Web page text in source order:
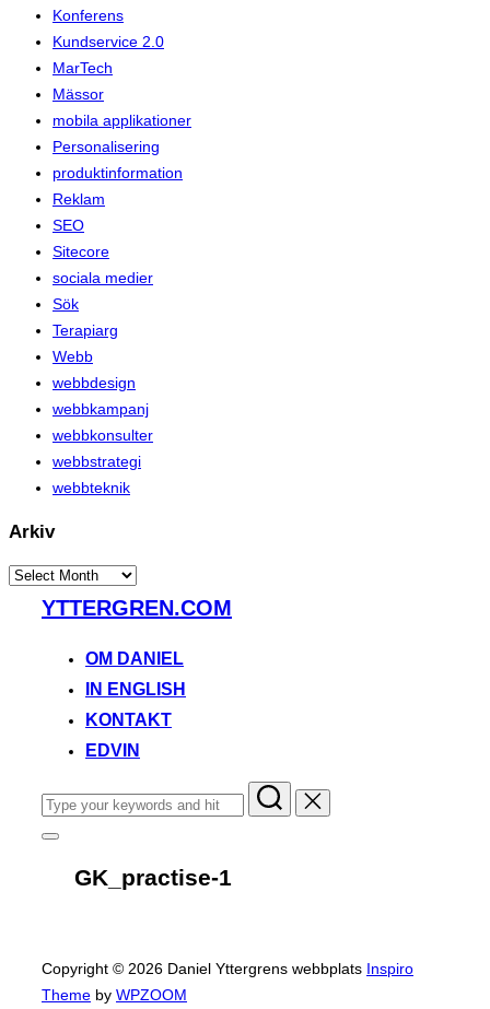
Konferens
Kundservice 2.0
MarTech
Mässor
mobila applikationer
Personalisering
produktinformation
Reklam
SEO
Sitecore
sociala medier
Sök
Terapiarg
Webb
webbdesign
webbkampanj
webbkonsulter
webbstrategi
webbteknik
Arkiv
Arkiv
YTTERGREN.COM
OM DANIEL
IN ENGLISH
KONTAKT
EDVIN
Search
for:
Toggle
navigation
GK_practise-1
Copyright © 2026 Daniel Yttergrens webbplats Inspiro
Theme by WPZOOM